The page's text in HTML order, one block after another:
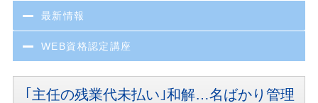
最新情報
WEB資格認定講座
｢主任の残業代未払い｣和解…名ばかり管理